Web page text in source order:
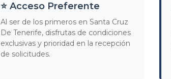
⭐ Acceso Preferente
Al ser de los primeros en Santa Cruz
De Tenerife, disfrutas de condiciones
exclusivas y prioridad en la recepción
de solicitudes.